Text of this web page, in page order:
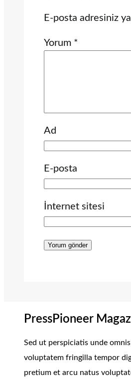
E-posta adresiniz
Yorum *
Ad
E-posta
İnternet sitesi
PressPioneer
Sed ut perspiciatis unde
voluptatem fringilla tempor
pretium et arcu natus